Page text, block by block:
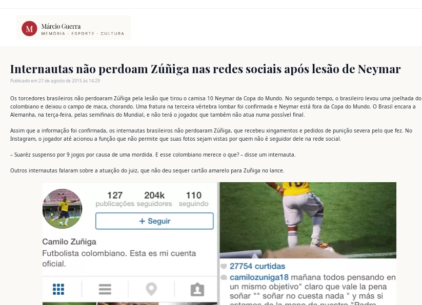
conteúdo
Internautas não perdoam Zúñiga nas redes sociais após lesão de Neymar
Publicado em 27 de agosto de 2015 às 14:29
Os torcedores brasileiros não perdoaram Zúñiga pela lesão que tirou o camisa 10 Neymar da Copa do Mundo. No segundo tempo, o brasileiro levou uma joelhada do
colombiano e deixou o campo de maca, chorando. Uma fratura na terceira vértebra lombar foi confirmada e Neymar está fora da Copa do Mundo. O Brasil encara a
Alemanha, na terça-feira, pelas semifinais do Mundial, e não terá o jogador, que também não atua numa possível final.
Assim que a informação foi confirmada, os internautas brasileiros não perdoaram Zúñiga, que recebeu xingamentos e pedidos de punição severa pelo que fez. No
Instagram, o jogador até acionou a função que não permite que suas fotos sejam vistas por quem não é seguidor dele na rede social.
– Suaréz suspenso por 9 jogos por causa de uma mordida. E esse colombiano merece o que? – disse um internauta.
Outros internautas falaram sobre a atuação do juiz, que não deu sequer cartão amarelo para Zuñiga no lance.